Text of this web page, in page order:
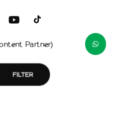
FILTER
Partner)